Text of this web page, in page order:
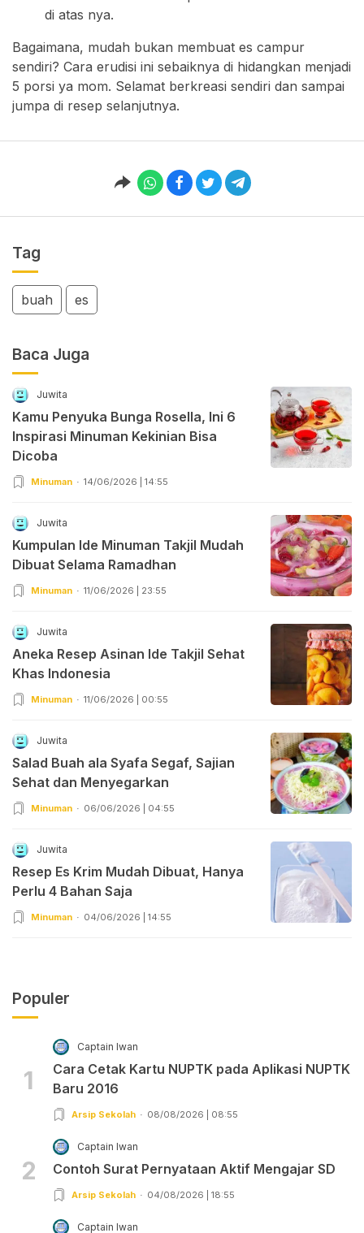
di atas nya.
Bagaimana, mudah bukan membuat es campur
sendiri? Cara erudisi ini sebaiknya di hidangkan menjadi
5 porsi ya mom. Selamat berkreasi sendiri dan sampai
jumpa di resep selanjutnya.
Tag
buah es
Baca Juga
Juwita
Kamu Penyuka Bunga Rosella, Ini 6
Inspirasi Minuman Kekinian Bisa
Dicoba
Minuman 14/06/2026 | 14:55
Juwita
Kumpulan Ide Minuman Takjil Mudah
Dibuat Selama Ramadhan
Minuman 11/06/2026 | 23:55
Juwita
Aneka Resep Asinan Ide Takjil Sehat
Khas Indonesia
Minuman 11/06/2026 | 00:55
Juwita
Salad Buah ala Syafa Segaf, Sajian
Sehat dan Menyegarkan
Minuman 06/06/2026 | 04:55
Juwita
Resep Es Krim Mudah Dibuat, Hanya
Perlu 4 Bahan Saja
Minuman 04/06/2026 | 14:55
Populer
1
Captain Iwan
Cara Cetak Kartu NUPTK pada Aplikasi NUPTK
Baru 2016
Arsip Sekolah 08/08/2026 | 08:55
2
Captain Iwan
Contoh Surat Pernyataan Aktif Mengajar SD
Arsip Sekolah 04/08/2026 | 18:55
Captain Iwan